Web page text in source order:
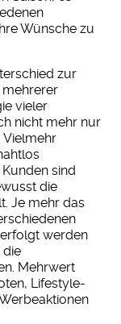
Wünsche zu
zur
mehrerer
vieler
nicht mehr nur
Vielmehr
sind
die
Je mehr das
werden
die
Mehrwert
Lifestyle-